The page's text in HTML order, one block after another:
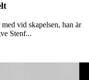
vid skapelsen, han är
Stenf...